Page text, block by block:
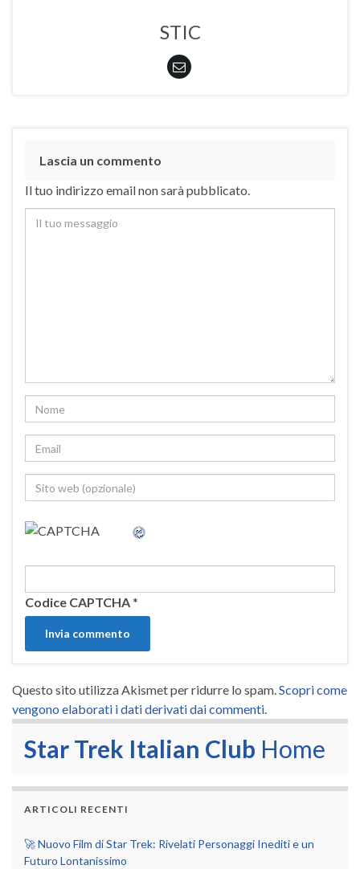
STIC
Lascia un commento
Il tuo indirizzo email non sarà pubblicato.
Codice CAPTCHA*
Questo sito utilizza Akismet per ridurre lo spam.Scopri come
vengono elaborati i dati derivati dai commenti.
Star Trek Italian Club Home
ARTICOLI RECENTI
🚀 Nuovo Film di Star Trek: Rivelati Personaggi Inediti e un
Futuro Lontanissimo